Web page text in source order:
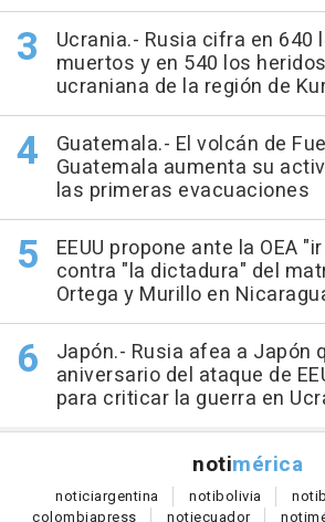
Ucrania.- Rusia cifra en 640
muertos y en 540 los
ucraniana de la región de
Guatemala.- El volcán de
Guatemala aumenta su
las primeras evacuaciones
EEUU propone ante la OEA
contra "la dictadura" del
Ortega y Murillo en
Japón.- Rusia afea a Japón
aniversario del ataque de
para criticar la guerra en
notimérica
noticiargentina notibolivia noti
colombiapress notiecuador noti